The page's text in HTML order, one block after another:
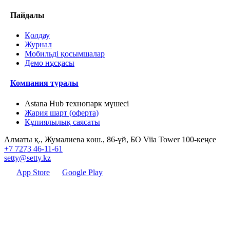
Пайдалы
Қолдау
Журнал
Мобильді қосымшалар
Демо нұсқасы
Компания туралы
Astana Hub технопарк мүшесі
Жария шарт (оферта)
Құпиялылық саясаты
Алматы қ., Жумалиева көш., 86-үй, БО Viia Tower 100-кеңсе
+7 7273 46-11-61
setty@setty.kz
App Store
Google Play